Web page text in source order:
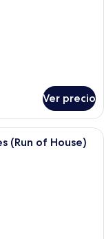
Ver precio
de hotel con una
(Run of House)